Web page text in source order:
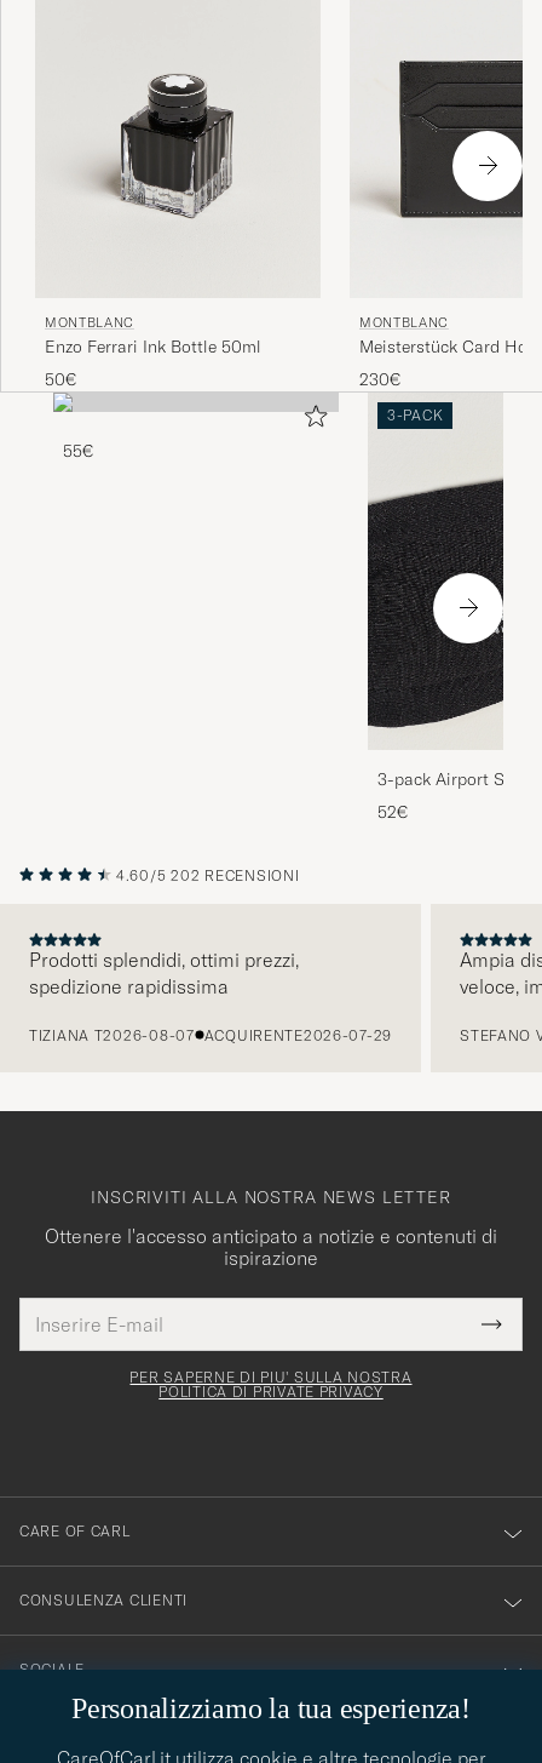
MONTBLANC
Enzo Ferrari Ink Bottle 50ml
50€
MONTBLANC
Meisterstück Card
Black
230€
55€
3-PACK
3-pack Airport
Melange
52€
4.60/5 202 RECENSIONI
Prodotti splendidi, ottimi prezzi,
spedizione rapidissima
TIZIANA T2026-08-07 ACQUIRENTE2026-07-29
Ampia
veloce,
STEFANO
Personalizziamo la tua esperienza!
CareOfCarl.it utilizza cookie e altre tecnologie per
INSCRIVITI ALLA NOSTRA NEWS LETTER
Ottenere l'accesso anticipato a notizie e contenuti di
ispirazione
E-
mail
Grazie
per
PER SAPERNE DI PIU' SULLA NOSTRA
POLITICA DI PRIVATE PRIVACY
CARE OF CARL
CONSULENZA CLIENTI
SOCIALE